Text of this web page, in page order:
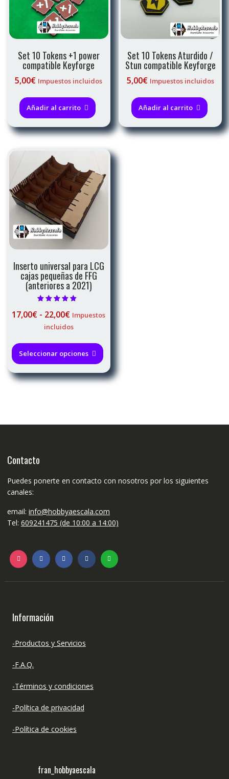
Set 10 Tokens +1 power
compatible Keyforge
5,00€ Impuestos incluidos
Añadir al carrito
Set 10 Tokens Aturdido /
Stun compatible Keyforge
5,00€ Impuestos incluidos
Añadir al carrito
Inserto universal para LCG
cajas pequeñas de FFG
(anteriores a 2021)
5.00
de 5
17,00€ - 22,00€Rango
de
17,00€
hasta
22,00€
Impuestos
incluidos
Seleccionar opciones
tiene
múltiples
variantes.
Contacto
Puedes ponerte en contacto con nosotros por los siguientes
canales:
email: info@hobbyaescala.com
Tel: 609241475 (de 10:00 a 14:00)
Información
-Productos y Servicios
-F.A.Q.
-Términos y condiciones
-Política de privacidad
-Política de cookies
fran_hobbyaescala